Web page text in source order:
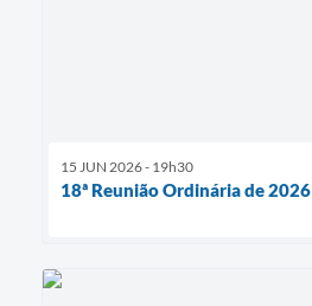
15 JUN 2026 - 19h30
18ª Reunião Ordinária de 2026